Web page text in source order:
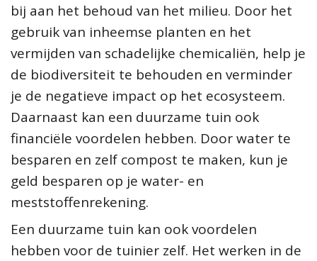
bij aan het behoud van het milieu. Door het
gebruik van inheemse planten en het
vermijden van schadelijke chemicaliën, help je
de biodiversiteit te behouden en verminder
je de negatieve impact op het ecosysteem.
Daarnaast kan een duurzame tuin ook
financiële voordelen hebben. Door water te
besparen en zelf compost te maken, kun je
geld besparen op je water- en
meststoffenrekening.
Een duurzame tuin kan ook voordelen
hebben voor de tuinier zelf. Het werken in de